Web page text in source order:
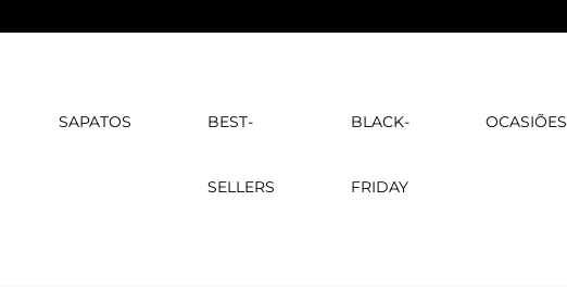
SAPATOS BEST-
SELLERS
BLACK-
FRIDAY
OCASIÕES